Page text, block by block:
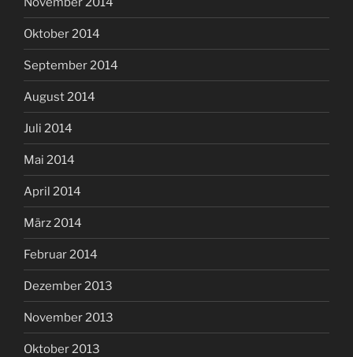
Oktober 2014
September 2014
August 2014
Juli 2014
Mai 2014
April 2014
März 2014
Februar 2014
Dezember 2013
November 2013
Oktober 2013